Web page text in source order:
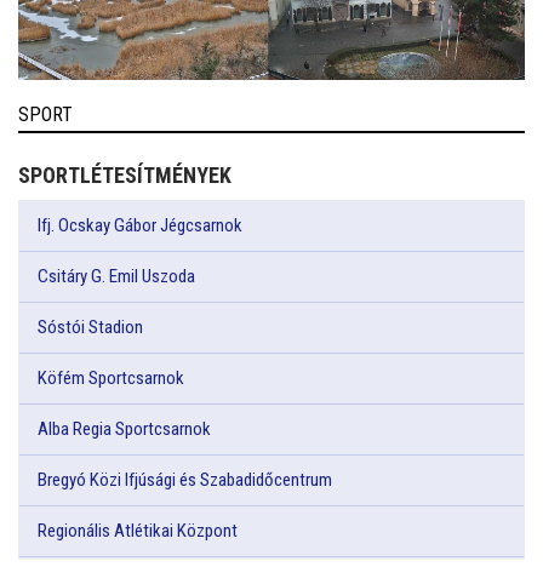
SPORT
SPORTLÉTESÍTMÉNYEK
Ifj. Ocskay Gábor Jégcsarnok
Csitáry G. Emil Uszoda
Sóstói Stadion
Köfém Sportcsarnok
Alba Regia Sportcsarnok
Bregyó Közi Ifjúsági és Szabadidőcentrum
Regionális Atlétikai Központ